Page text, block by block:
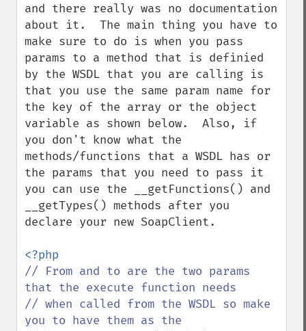
and there really was no documentation
about it.  The main thing you have to
make sure to do is when you pass
params to a method that is definied
by the WSDL that you are calling is
that you use the same param name for
the key of the array or the object
variable as shown below.  Also, if
you don't know what the
methods/functions that a WSDL has or
the params that you need to pass it
you can use the __getFunctions() and
__getTypes() methods after you
declare your new SoapClient.
// From and to are the two params
that the execute function needs
// when called from the WSDL so make
you to have them as the